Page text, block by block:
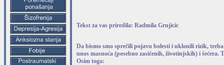
Tekst za vas priredila: Radmila Grujicic
Da bismo smo sprečili pojavu bolesti i uklonili rizik,
unos masnoća (posebno zasićenih, životinjskih) i
Osim toga: